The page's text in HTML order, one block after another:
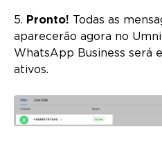
5. Pronto! Todas as
aparecerão agora no
WhatsApp Business será
ativos.